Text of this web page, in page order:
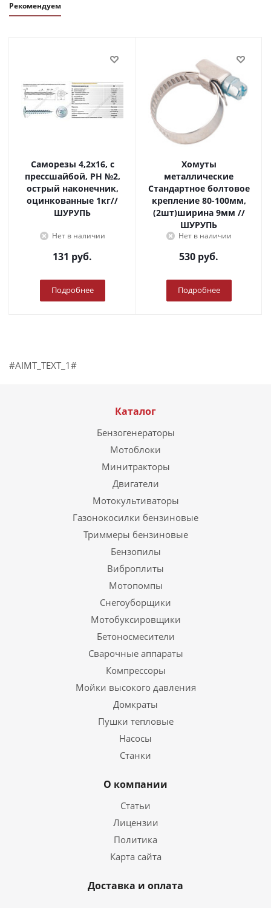
Рекомендуем
Саморезы 4,2х16, с
прессшайбой, PH №2,
острый наконечник,
оцинкованные 1кг//
ШУРУПЬ
Нет в наличии
131 руб.
Подробнее
Хомуты
металлические
Стандартное болтовое
крепление 80-100мм,
(2шт)ширина 9мм //
ШУРУПЬ
Нет в наличии
530 руб.
Подробнее
#AIMT_TEXT_1#
Каталог
Бензогенераторы
Мотоблоки
Минитракторы
Двигатели
Мотокультиваторы
Газонокосилки бензиновые
Триммеры бензиновые
Бензопилы
Виброплиты
Мотопомпы
Снегоуборщики
Мотобуксировщики
Бетоносмесители
Сварочные аппараты
Компрессоры
Мойки высокого давления
Домкраты
Пушки тепловые
Насосы
Станки
О компании
Статьи
Лицензии
Политика
Карта сайта
Доставка и оплата